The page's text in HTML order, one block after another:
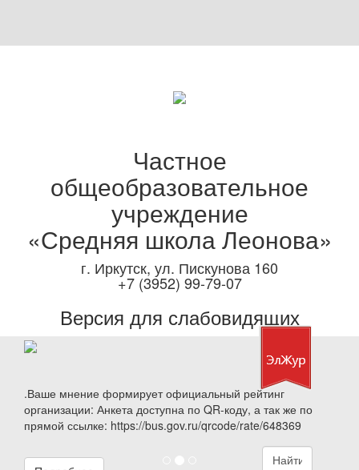
Частное
общеобразовательное
учреждение
«Средняя школа Леонова»
г. Иркутск, ул. Пискунова 160
+7 (3952) 99-79-07
Версия для слабовидящих
.Ваше мнение формирует официальный рейтинг
организации: Анкета доступна по QR-коду, а так же по
прямой ссылке: https://bus.gov.ru/qrcode/rate/648369